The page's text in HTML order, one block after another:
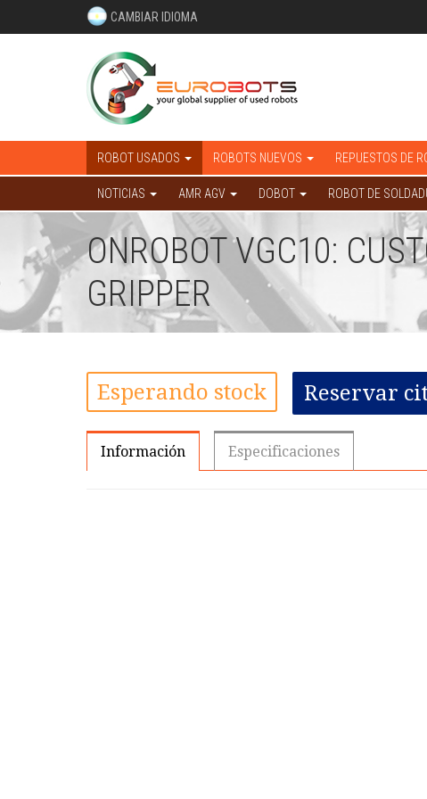
CAMBIAR IDIOMA
ROBOT USADOS ROBOTS NUEVOS REPUESTOS DE
NOTICIAS AMR AGV DOBOT ROBOT DE
ONROBOT VGC10:
GRIPPER
Esperando stock Reservar
Información Especificaciones